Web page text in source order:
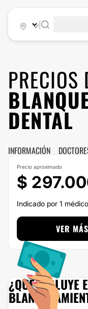
PRECIOS
DENTAL
INFORMACIÓN
Precio aproximado
$
Indicado por 1 médico
VER
¿QUÉ INCLUYE